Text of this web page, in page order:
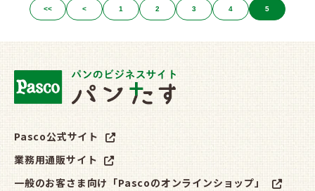
<< < 1 2 3 4 5
Pasco公式サイト
業務用通販サイト
一般のお客さま向け「Pascoのオンラインショップ」